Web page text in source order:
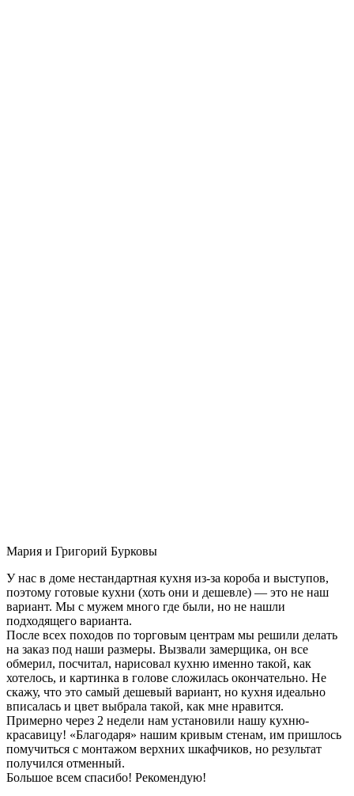
Мария и Григорий Бурковы
У нас в доме нестандартная кухня из-за короба и выступов,
поэтому готовые кухни (хоть они и дешевле) — это не наш
вариант. Мы с мужем много где были, но не нашли
подходящего варианта.
После всех походов по торговым центрам мы решили делать
на заказ под наши размеры. Вызвали замерщика, он все
обмерил, посчитал, нарисовал кухню именно такой, как
хотелось, и картинка в голове сложилась окончательно. Не
скажу, что это самый дешевый вариант, но кухня идеально
вписалась и цвет выбрала такой, как мне нравится.
Примерно через 2 недели нам установили нашу кухню-
красавицу! «Благодаря» нашим кривым стенам, им пришлось
помучиться с монтажом верхних шкафчиков, но результат
получился отменный.
Большое всем спасибо! Рекомендую!